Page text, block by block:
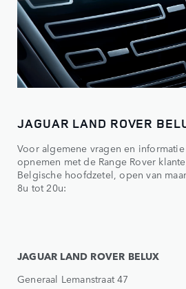
JAGUAR LAND ROVER
Voor algemene vragen en
opnemen met de Range Rover
Belgische hoofdzetel, open van
8u tot 20u:
JAGUAR LAND ROVER BELUX
Generaal Lemanstraat 47